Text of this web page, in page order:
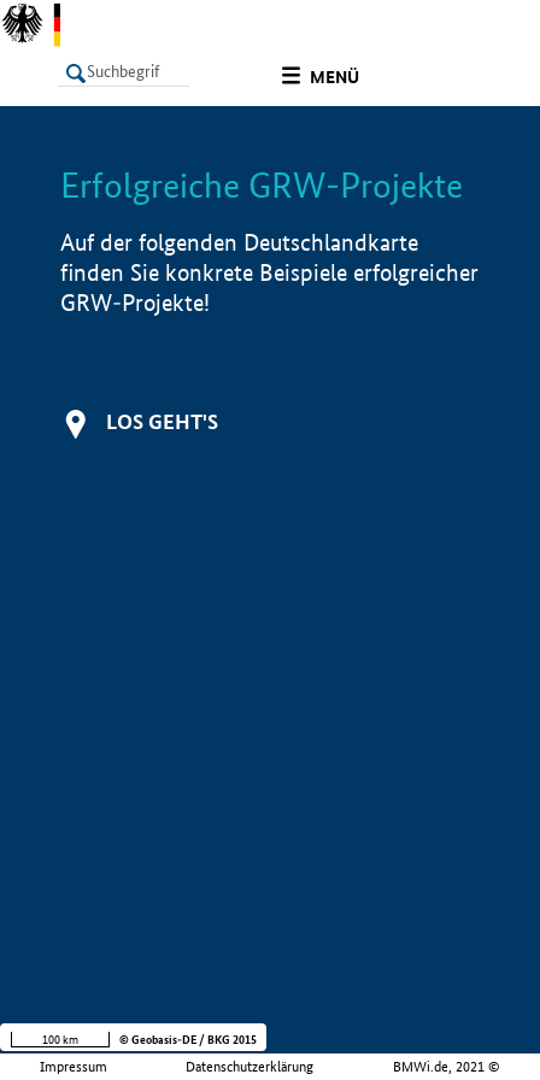
MENÜ
LISTE Info
Erfolgreiche GRW-Projekte
Auf der folgenden Deutschlandkarte
finden Sie konkrete Beispiele erfolgreicher
GRW-Projekte!
LOS GEHT'S
Impressum Datenschutzerklärung BMWi.de, 2021 ©
100 km © Geobasis-DE / BKG 2015